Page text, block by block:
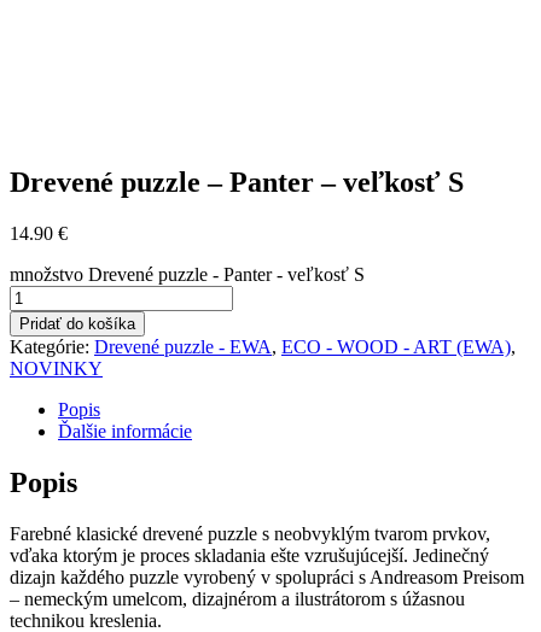
Drevené puzzle – Panter – veľkosť S
14.90 €
množstvo Drevené puzzle - Panter - veľkosť S
Pridať do košíka
Kategórie: Drevené puzzle - EWA, ECO - WOOD - ART (EWA),
NOVINKY
Popis
Ďalšie informácie
Popis
Farebné klasické drevené puzzle s neobvyklým tvarom prvkov,
vďaka ktorým je proces skladania ešte vzrušujúcejší. Jedinečný
dizajn každého puzzle vyrobený v spolupráci s Andreasom Preisom
– nemeckým umelcom, dizajnérom a ilustrátorom s úžasnou
technikou kreslenia.